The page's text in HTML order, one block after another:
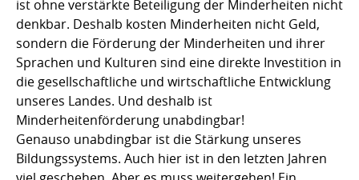
ist ohne verstärkte Beteiligung der Minderheiten nicht
denkbar. Deshalb kosten Minderheiten nicht Geld,
sondern die Förderung der Minderheiten und ihrer
Sprachen und Kulturen sind eine direkte Investition in
die gesellschaftliche und wirtschaftliche Entwicklung
unseres Landes. Und deshalb ist
Minderheitenförderung unabdingbar!
Genauso unabdingbar ist die Stärkung unseres
Bildungssystems. Auch hier ist in den letzten Jahren